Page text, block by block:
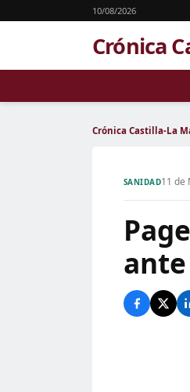
10/08/2026
Crónica
Crónica Castilla-La
SANIDAD11 de